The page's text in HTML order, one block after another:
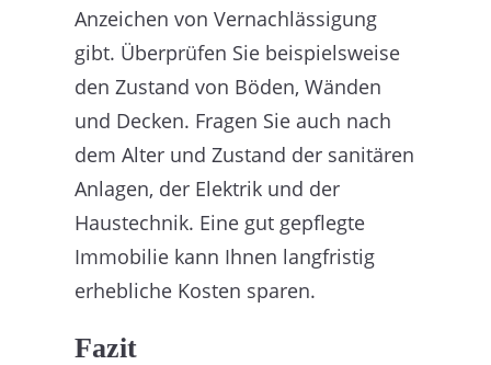
Anzeichen von Vernachlässigung
gibt. Überprüfen Sie beispielsweise
den Zustand von Böden, Wänden
und Decken. Fragen Sie auch nach
dem Alter und Zustand der sanitären
Anlagen, der Elektrik und der
Haustechnik. Eine gut gepflegte
Immobilie kann Ihnen langfristig
erhebliche Kosten sparen.
Fazit